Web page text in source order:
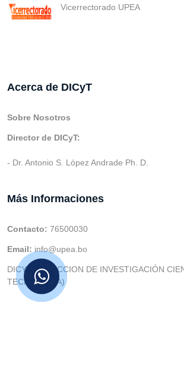
Vicerrectorado UPEA
Acerca de DICyT
Sobre Nosotros
Director de DICyT:
- Dr. Antonio S. López Andrade Ph. D.
Más Informaciones
Contacto: 76500030
Email: info@upea.bo
DICYT (DIRECCION DE INVESTIGACIÓN
TECNOLOGIA)